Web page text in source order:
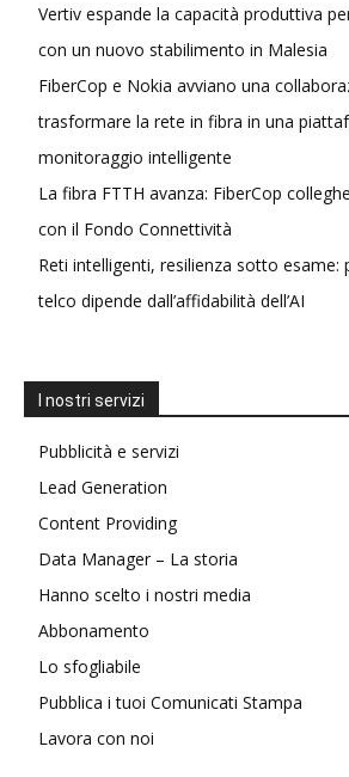
Vertiv espande la capacità produttiva
con un nuovo stabilimento in Malesia
FiberCop e Nokia avviano una
trasformare la rete in fibra in una
monitoraggio intelligente
La fibra FTTH avanza: FiberCop
con il Fondo Connettività
Reti intelligenti, resilienza sotto esame:
telco dipende dall’affidabilità dell’AI
I nostri servizi
Pubblicità e servizi
Lead Generation
Content Providing
Data Manager – La storia
Hanno scelto i nostri media
Abbonamento
Lo sfogliabile
Pubblica i tuoi Comunicati Stampa
Lavora con noi